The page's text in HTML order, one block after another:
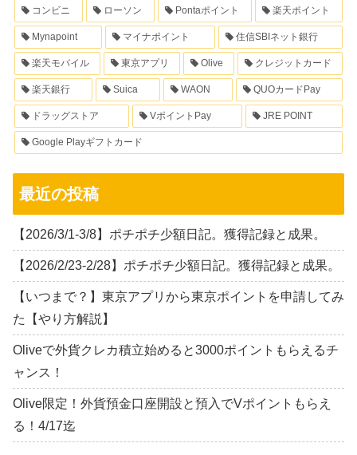
コンビニ ローソン Pontaポイント 楽天ポイント
Mynapoint マイナポイント 住信SBIネット銀行
楽天モバイル 東京アプリ Olive クレジットカード
楽天銀行 Suica WAON QUOカードPay
ドラッグストア VポイントPay JRE POINT
Google Playギフトカード
最近の投稿
【2026/3/1-3/8】ポチポチ少額日記。獲得記録と成果。
【2026/2/23-2/28】ポチポチ少額日記。獲得記録と成果。
【いつまで？】東京アプリから東京ポイントを申請してみ
た【やり方解説】
Oliveで外貨クレカ積立始めると3000ポイントもらえるチ
ャンス！
Olive限定！外貨預金口座開設と預入でVポイントもらえ
る！4/17迄